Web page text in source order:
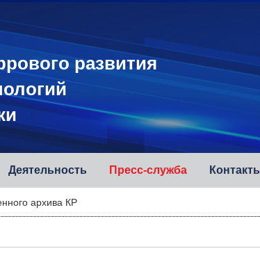
развития
Деятельность Пресс-служба
архива КР